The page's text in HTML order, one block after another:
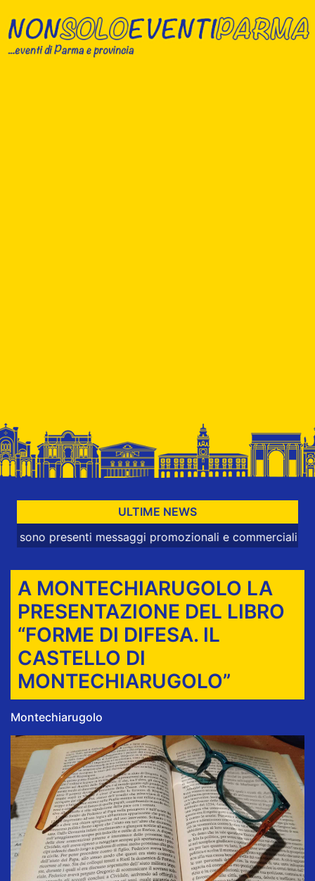
ULTIME NEWS
messaggi promozionali e commerciali
A MONTECHIARUGOLO LA
PRESENTAZIONE DEL LIBRO
“FORME DI DIFESA. IL
CASTELLO DI
MONTECHIARUGOLO”
Montechiarugolo